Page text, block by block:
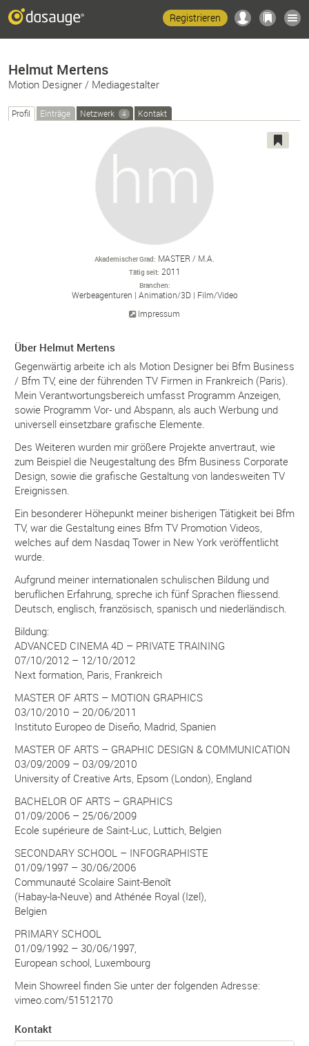
Registrieren
Helmut Mertens
Motion Designer / Mediagestalter
Profil Einträge Netzwerk 4 Kontakt
Akademischer Grad MASTER / M.A.
Tätig seit 2011
Branchen
Werbeagenturen Animation/3D Film/Video
Impressum
Über Helmut Mertens
Gegenwärtig arbeite ich als Motion Designer bei Bfm Business
/ Bfm TV, eine der führenden TV Firmen in Frankreich (Paris).
Mein Verantwortungsbereich umfasst Programm Anzeigen,
sowie Programm Vor- und Abspann, als auch Werbung und
universell einsetzbare grafische Elemente.
Des Weiteren wurden mir größere Projekte anvertraut, wie
zum Beispiel die Neugestaltung des Bfm Business Corporate
Design, sowie die grafische Gestaltung von landesweiten TV
Ereignissen.
Ein besonderer Höhepunkt meiner bisherigen Tätigkeit bei Bfm
TV, war die Gestaltung eines Bfm TV Promotion Videos,
welches auf dem Nasdaq Tower in New York veröffentlicht
wurde.
Aufgrund meiner internationalen schulischen Bildung und
beruflichen Erfahrung, spreche ich fünf Sprachen fliessend.
Deutsch, englisch, französisch, spanisch und niederländisch.
Bildung:
ADVANCED CINEMA 4D – PRIVATE TRAINING
07/10/2012 – 12/10/2012
Next formation, Paris, Frankreich
MASTER OF ARTS – MOTION GRAPHICS
03/10/2010 – 20/06/2011
Instituto Europeo de Diseño, Madrid, Spanien
MASTER OF ARTS – GRAPHIC DESIGN & COMMUNICATION
03/09/2009 – 03/09/2010
University of Creative Arts, Epsom (London), England
BACHELOR OF ARTS – GRAPHICS
01/09/2006 – 25/06/2009
Ecole supérieure de Saint-Luc, Luttich, Belgien
SECONDARY SCHOOL – INFOGRAPHISTE
01/09/1997 – 30/06/2006
Communauté Scolaire Saint-Benoît
(Habay-la-Neuve) and Athénée Royal (Izel),
Belgien
PRIMARY SCHOOL
01/09/1992 – 30/06/1997,
European school, Luxembourg
Mein Showreel finden Sie unter der folgenden Adresse:
vimeo.com/51512170
Kontakt